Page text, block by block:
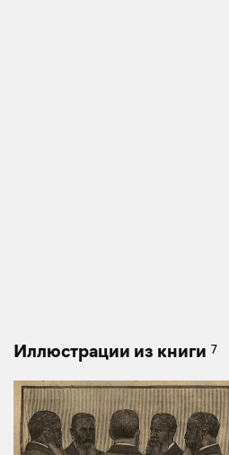
Иллюстрации из книги 7